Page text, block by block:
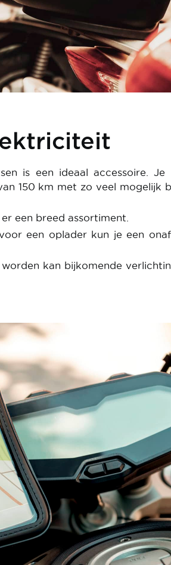
is een ideaal accessoire. Je
150 km met zo veel mogelijk
een breed assortiment.
een oplader kun je een
kan bijkomende